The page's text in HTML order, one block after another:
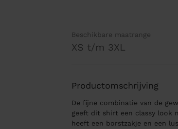
Beschikbare maatrange
XS t/m 3XL
Productomschrijving
De fijne combinatie van de
geeft dit shirt een classy look
heeft een borstzakje en een